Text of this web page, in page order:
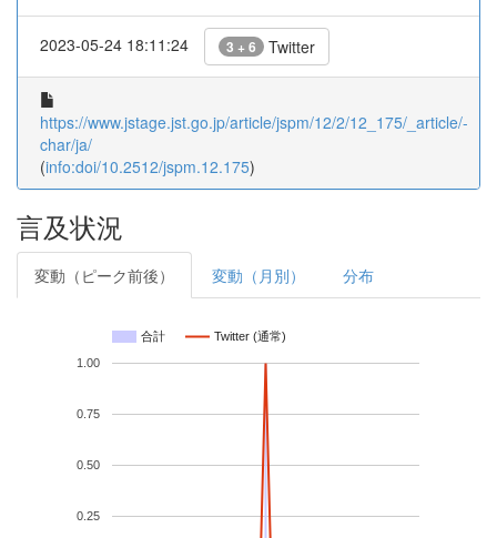
2023-05-24 18:11:24 3 + 6 Twitter
https://www.jstage.jst.go.jp/article/jspm/12/2/12_175/_article/-
char/ja/
(info:doi/10.2512/jspm.12.175)
言及状況
変動（ピーク前後） 変動（月別） 分布
合計 Twitter (通常)
0.25
0.50
0.75
1.00